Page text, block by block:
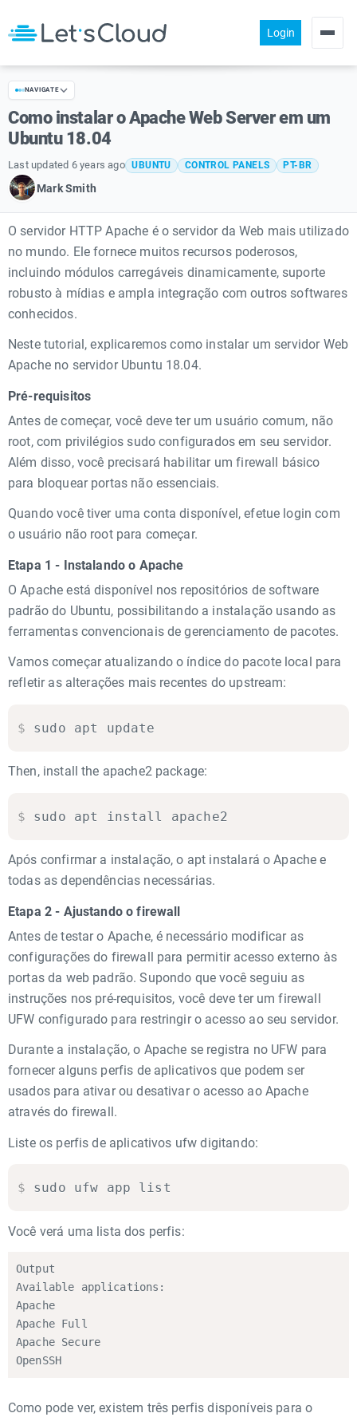
Login
Products
Pricing
About us
Help
Community
NAVIGATE
Como instalar o Apache Web Server em um
Ubuntu 18.04
Last updated 6 years ago UBUNTU CONTROL PANELS PT-BR
Mark Smith
O servidor HTTP Apache é o servidor da Web mais utilizado
no mundo. Ele fornece muitos recursos poderosos,
incluindo módulos carregáveis dinamicamente, suporte
robusto à mídias e ampla integração com outros softwares
conhecidos.
Neste tutorial, explicaremos como instalar um servidor Web
Apache no servidor Ubuntu 18.04.
Pré-requisitos
Antes de começar, você deve ter um usuário comum, não
root, com privilégios sudo configurados em seu servidor.
Além disso, você precisará habilitar um firewall básico
para bloquear portas não essenciais.
Quando você tiver uma conta disponível, efetue login com
o usuário não root para começar.
Etapa 1 - Instalando o Apache
O Apache está disponível nos repositórios de software
padrão do Ubuntu, possibilitando a instalação usando as
ferramentas convencionais de gerenciamento de pacotes.
Vamos começar atualizando o índice do pacote local para
refletir as alterações mais recentes do upstream:
$ sudo apt update
Then, install the apache2 package:
$ sudo apt install apache2
Após confirmar a instalação, o apt instalará o Apache e
todas as dependências necessárias.
Etapa 2 - Ajustando o firewall
Antes de testar o Apache, é necessário modificar as
configurações do firewall para permitir acesso externo às
portas da web padrão. Supondo que você seguiu as
instruções nos pré-requisitos, você deve ter um firewall
UFW configurado para restringir o acesso ao seu servidor.
Durante a instalação, o Apache se registra no UFW para
fornecer alguns perfis de aplicativos que podem ser
usados para ativar ou desativar o acesso ao Apache
através do firewall.
Liste os perfis de aplicativos ufw digitando:
$ sudo ufw app list
Você verá uma lista dos perfis:
Output
Available applications:
Apache
Apache Full
Apache Secure
OpenSSH
Como pode ver, existem três perfis disponíveis para o